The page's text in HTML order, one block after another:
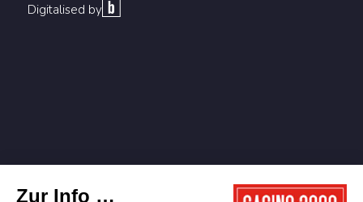
Digitalised by